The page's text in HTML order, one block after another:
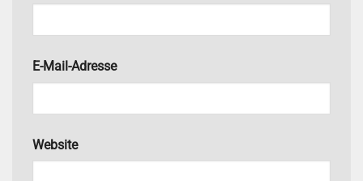
E-Mail-Adresse
Website